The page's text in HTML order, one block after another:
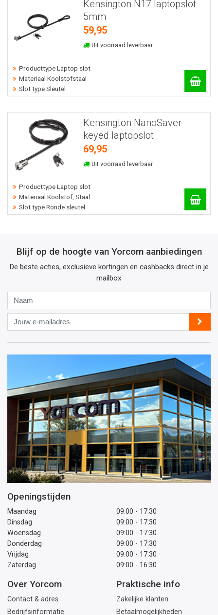
Kensington N17 laptopslot
5mm
59,95
Uit voorraad leverbaar
Producttype Laptop slot
Materiaal Koolstofstaal
Slot type Sleutel
Kensington NanoSaver
keyed laptopslot
69,95
Uit voorraad leverbaar
Producttype Laptop slot
Materiaal Koolstof, Staal
Slot type Ronde sleutel
Blijf op de hoogte van Yorcom aanbiedingen
De beste acties, exclusieve kortingen en cashbacks direct in je
mailbox
Jouw
e-
mailadres
Openingstijden
Maandag
09:00 - 17:30
Dinsdag
09:00 - 17:30
Woensdag
09:00 - 17:30
Donderdag
09:00 - 17:30
Vrijdag
09:00 - 17:30
Zaterdag
09:00 - 16:30
Over Yorcom
Contact & adres
Bedrijfsinformatie
Praktische info
Zakelijke klanten
Betaalmogelijkheden